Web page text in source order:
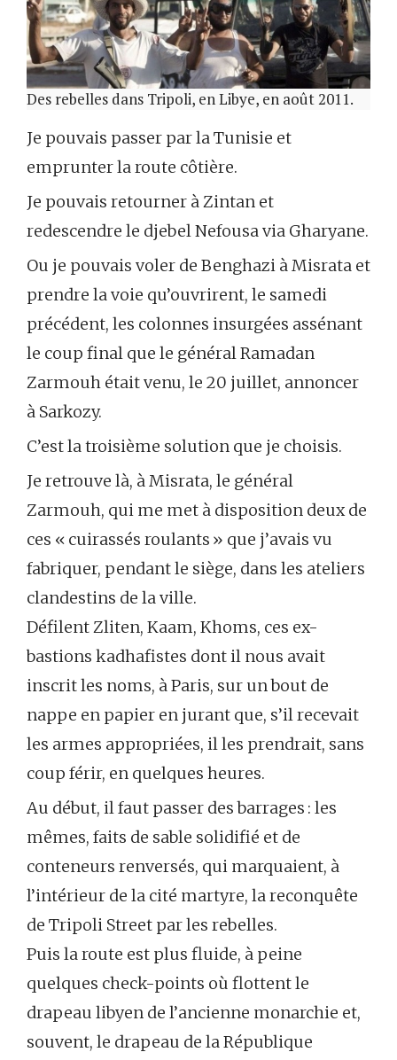
Des rebelles dans Tripoli, en Libye, en août 2011.
Je pouvais passer par la Tunisie et
emprunter la route côtière.
Je pouvais retourner à Zintan et
redescendre le djebel Nefousa via Gharyane.
Ou je pouvais voler de Benghazi à Misrata et
prendre la voie qu’ouvrirent, le samedi
précédent, les colonnes insurgées assénant
le coup final que le général Ramadan
Zarmouh était venu, le 20 juillet, annoncer
à Sarkozy.
C’est la troisième solution que je choisis.
Je retrouve là, à Misrata, le général
Zarmouh, qui me met à disposition deux de
ces « cuirassés roulants » que j’avais vu
fabriquer, pendant le siège, dans les ateliers
clandestins de la ville.
Défilent Zliten, Kaam, Khoms, ces ex-
bastions kadhafistes dont il nous avait
inscrit les noms, à Paris, sur un bout de
nappe en papier en jurant que, s’il recevait
les armes appropriées, il les prendrait, sans
coup férir, en quelques heures.
Au début, il faut passer des barrages : les
mêmes, faits de sable solidifié et de
conteneurs renversés, qui marquaient, à
l’intérieur de la cité martyre, la reconquête
de Tripoli Street par les rebelles.
Puis la route est plus fluide, à peine
quelques check-points où flottent le
drapeau libyen de l’ancienne monarchie et,
souvent, le drapeau de la République